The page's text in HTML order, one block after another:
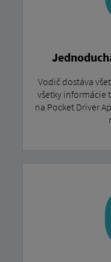
Vodič dostáva
všetky informácie
na Pocket Driver